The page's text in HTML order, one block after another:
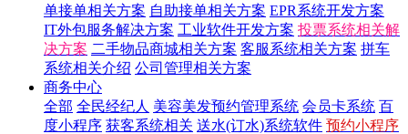
单接单相关方案 自助接单相关方案 EPR系统开发方案
IT外包服务解决方案 工业软件开发方案 投票系统相关解
决方案 二手物品商城相关方案 客服系统相关方案 拼车
系统相关介绍 公司管理相关方案
商务中心
全部 全民经纪人 美容美发预约管理系统 会员卡系统 百
度小程序 获客系统相关 送水(订水)系统软件 预约小程序